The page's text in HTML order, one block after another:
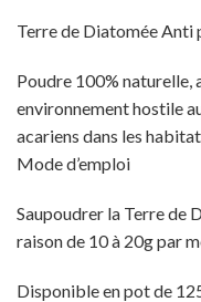
Terre de Diatomée Anti
Poudre 100% naturelle,
environnement hostile
acariens dans les
Mode d’emploi
Saupoudrer la Terre de
raison de 10 à 20g par
Disponible en pot de